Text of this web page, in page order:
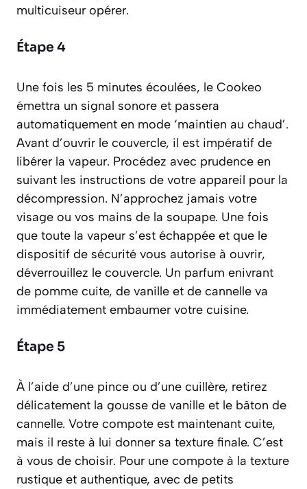
multicuiseur opérer.
Étape 4
Une fois les 5 minutes écoulées, le Cookeo
émettra un signal sonore et passera
automatiquement en mode ‘maintien au chaud’.
Avant d’ouvrir le couvercle, il est impératif de
libérer la vapeur. Procédez avec prudence en
suivant les instructions de votre appareil pour la
décompression. N’approchez jamais votre
visage ou vos mains de la soupape. Une fois
que toute la vapeur s’est échappée et que le
dispositif de sécurité vous autorise à ouvrir,
déverrouillez le couvercle. Un parfum enivrant
de pomme cuite, de vanille et de cannelle va
immédiatement embaumer votre cuisine.
Étape 5
À l’aide d’une pince ou d’une cuillère, retirez
délicatement la gousse de vanille et le bâton de
cannelle. Votre compote est maintenant cuite,
mais il reste à lui donner sa texture finale. C’est
à vous de choisir. Pour une compote à la texture
rustique et authentique, avec de petits